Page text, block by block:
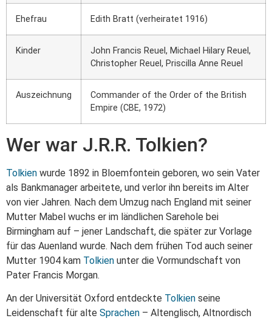
Ehefrau Edith Bratt (verheiratet 1916)
Kinder
John Francis Reuel, Michael Hilary Reuel,
Christopher Reuel, Priscilla Anne Reuel
Auszeichnung
Commander of the Order of the British
Empire (CBE, 1972)
Wer war J.R.R. Tolkien?
Tolkien wurde 1892 in Bloemfontein geboren, wo sein Vater
als Bankmanager arbeitete, und verlor ihn bereits im Alter
von vier Jahren. Nach dem Umzug nach England mit seiner
Mutter Mabel wuchs er im ländlichen Sarehole bei
Birmingham auf – jener Landschaft, die später zur Vorlage
für das Auenland wurde. Nach dem frühen Tod auch seiner
Mutter 1904 kam Tolkien unter die Vormundschaft von
Pater Francis Morgan.
An der Universität Oxford entdeckte Tolkien seine
Leidenschaft für alte Sprachen – Altenglisch, Altnordisch